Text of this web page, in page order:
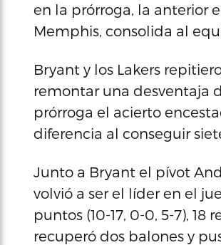
en la prórroga, la anterior
Memphis, consolida al
Bryant y los Lakers
remontar una desventaja
prórroga el acierto
diferencia al conseguir
Junto a Bryant el pívot
volvió a ser el líder en el
puntos (10-17, 0-0, 5-7),
recuperó dos balones y